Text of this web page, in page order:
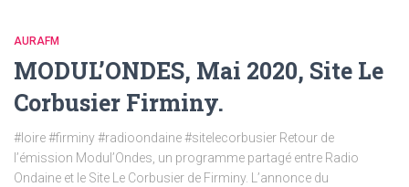
AURAFM
MODUL’ONDES, Mai 2020, Site Le
Corbusier Firminy.
#loire #firminy #radioondaine #sitelecorbusier Retour de
l’émission Modul’Ondes, un programme partagé entre Radio
Ondaine et le Site Le Corbusier de Firminy. L’annonce du